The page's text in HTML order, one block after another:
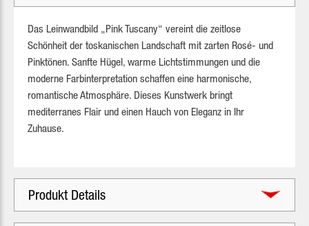
Das Leinwandbild „Pink Tuscany“ vereint die zeitlose
Schönheit der toskanischen Landschaft mit zarten Rosé- und
Pinktönen. Sanfte Hügel, warme Lichtstimmungen und die
moderne Farbinterpretation schaffen eine harmonische,
romantische Atmosphäre. Dieses Kunstwerk bringt
mediterranes Flair und einen Hauch von Eleganz in Ihr
Zuhause.
Produkt Details